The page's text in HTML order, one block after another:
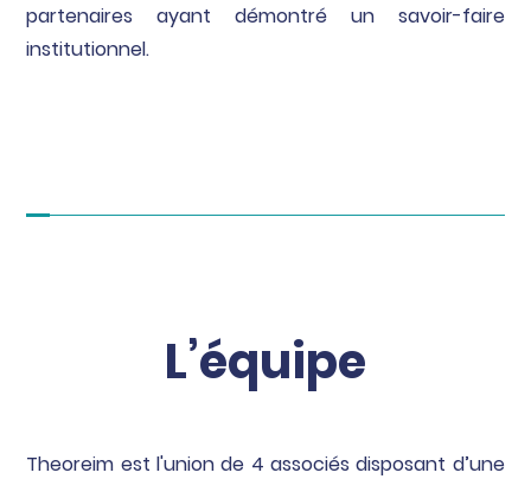
partenaires ayant démontré un savoir-faire
institutionnel.
L’équipe
Theoreim est l'union de 4 associés disposant d’une